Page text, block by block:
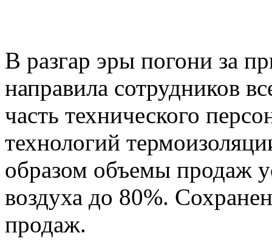
В разгар эры погони за
направила сотрудников
часть технического
технологий
образом объемы продаж
воздуха до 80%.
продаж.